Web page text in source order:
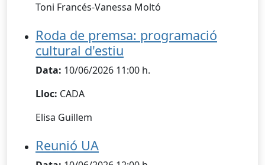
Toni Francés-Vanessa Moltó
Roda de premsa: programació
cultural d'estiu
Data: 10/06/2026 11:00 h.
Lloc: CADA
Elisa Guillem
Reunió UA